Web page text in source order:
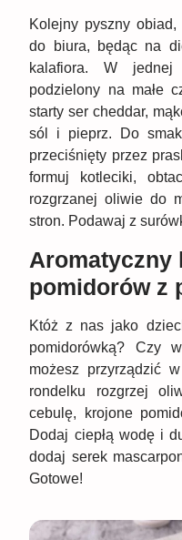
Kolejny pyszny
do biura, będąc na
kalafiora. W
podzielony na małe
starty ser cheddar,
sól i pieprz. Do
przeciśnięty przez
formuj kotleciki,
rozgrzanej oliwie do
stron. Podawaj z
Aromatyczny
pomidorów z
Któż z nas jako
pomidorówką? Czy
możesz przyrządzić
rondelku rozgrzej
cebulę, krojone
Dodaj ciepłą wodę i
dodaj serek
Gotowe!